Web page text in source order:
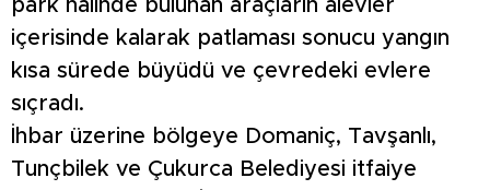
park halinde bulunan araçların alevler
içerisinde kalarak patlaması sonucu yangın
kısa sürede büyüdü ve çevredeki evlere
sıçradı.
İhbar üzerine bölgeye Domaniç, Tavşanlı,
Tunçbilek ve Çukurca Belediyesi itfaiye